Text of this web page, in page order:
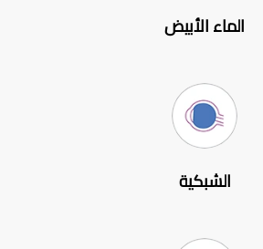
الماء الأبيض
الشبكية